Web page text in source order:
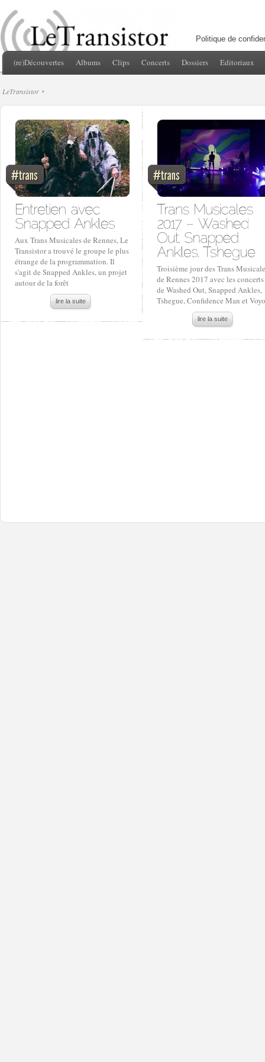
Politique de
(re)Découvertes Albums Clips Concerts Dossiers Editoriaux
LeTransistor
Aux Trans Musicales de Rennes, Le
Transistor a trouvé le groupe le plus
étrange de la programmation. Il
s'agit de Snapped Ankles, un projet
autour de la forêt
lire la suite
Troisième jour des Trans
de Rennes 2017 avec les concerts
de Washed Out, Snapped Ankles,
Tshegue, Confidence Man et
lire la suite